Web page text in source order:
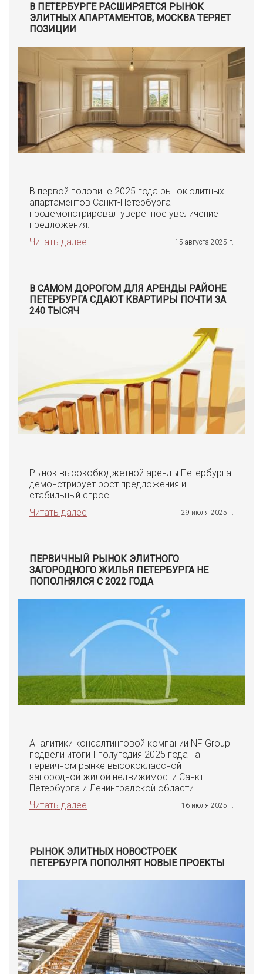
В ПЕТЕРБУРГЕ РАСШИРЯЕТСЯ РЫНОК
ЭЛИТНЫХ АПАРТАМЕНТОВ, МОСКВА ТЕРЯЕТ
ПОЗИЦИИ
В первой половине 2025 года рынок элитных
апартаментов Санкт-Петербурга
продемонстрировал уверенное увеличение
предложения.
Читать далее
15 августа 2025 г.
В САМОМ ДОРОГОМ ДЛЯ АРЕНДЫ РАЙОНЕ
ПЕТЕРБУРГА СДАЮТ КВАРТИРЫ ПОЧТИ ЗА
240 ТЫСЯЧ
Рынок высокобюджетной аренды Петербурга
демонстрирует рост предложения и
стабильный спрос.
Читать далее
29 июля 2025 г.
ПЕРВИЧНЫЙ РЫНОК ЭЛИТНОГО
ЗАГОРОДНОГО ЖИЛЬЯ ПЕТЕРБУРГА НЕ
ПОПОЛНЯЛСЯ С 2022 ГОДА
Аналитики консалтинговой компании NF Group
подвели итоги I полугодия 2025 года на
первичном рынке высококлассной
загородной жилой недвижимости Санкт-
Петербурга и Ленинградской области.
Читать далее
16 июля 2025 г.
РЫНОК ЭЛИТНЫХ НОВОСТРОЕК
ПЕТЕРБУРГА ПОПОЛНЯТ НОВЫЕ ПРОЕКТЫ